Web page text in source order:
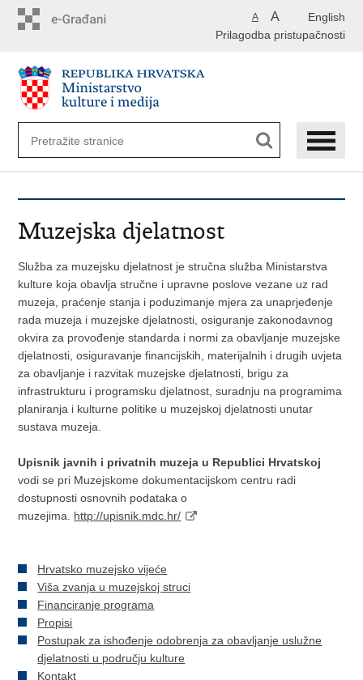
English
A A
Prilagodba pristupačnosti
Muzejska djelatnost
Služba za muzejsku djelatnost je stručna služba Ministarstva
kulture koja obavlja stručne i upravne poslove vezane uz rad
muzeja, praćenje stanja i poduzimanje mjera za unaprjeđenje
rada muzeja i muzejske djelatnosti, osiguranje zakonodavnog
okvira za provođenje standarda i normi za obavljanje muzejske
djelatnosti, osiguravanje financijskih, materijalnih i drugih uvjeta
za obavljanje i razvitak muzejske djelatnosti, brigu za
infrastrukturu i programsku djelatnost, suradnju na programima
planiranja i kulturne politike u muzejskoj djelatnosti unutar
sustava muzeja.
Upisnik javnih i privatnih muzeja u Republici Hrvatskoj
vodi se pri Muzejskome dokumentacijskom centru radi
dostupnosti osnovnih podataka o
muzejima. http://upisnik.mdc.hr/
Hrvatsko muzejsko vijeće
Viša zvanja u muzejskoj struci
Financiranje programa
Propisi
Postupak za ishođenje odobrenja za obavljanje uslužne
djelatnosti u području kulture
Kontakt